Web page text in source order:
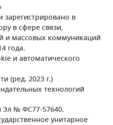
зарегистрировано в
в сфере связи,
и массовых коммуникаций
года.
и автоматического
(ред. 2023 г.)
технологий
Эл № ФС77-57640.
унитарное